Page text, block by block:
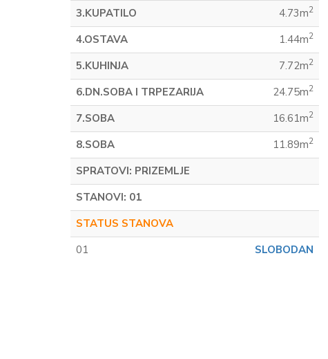
3.KUPATILO 4.73m2
4.OSTAVA 1.44m2
5.KUHINJA 7.72m2
6.DN.SOBA I TRPEZARIJA 24.75m2
7.SOBA 16.61m2
8.SOBA 11.89m2
SPRATOVI: PRIZEMLJE
STANOVI: 01
STATUS STANOVA
01
SLOBODAN